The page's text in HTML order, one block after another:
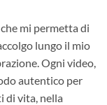
mi permetta di
lungo il mio
Ogni video,
autentico per
di vita, nella